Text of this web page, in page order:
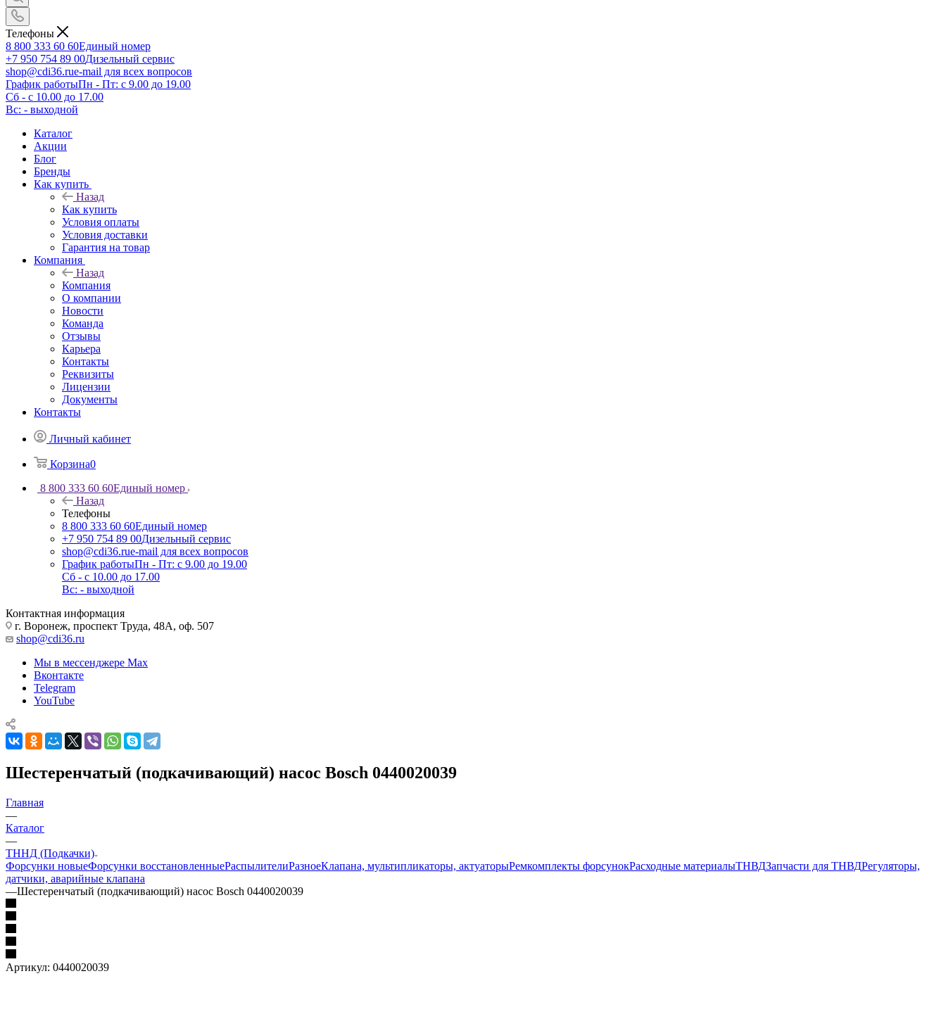
Телефоны
8 800 333 60 60Единый номер
+7 950 754 89 00Дизельный сервис
shop@cdi36.rue-mail для всех вопросов
График работыПн - Пт: с 9.00 до 19.00
Сб - с 10.00 до 17.00
Вс: - выходной
Каталог
Акции
Блог
Бренды
Как купить
Назад
Как купить
Условия оплаты
Условия доставки
Гарантия на товар
Компания
Назад
Компания
О компании
Новости
Команда
Отзывы
Карьера
Контакты
Реквизиты
Лицензии
Документы
Контакты
Личный кабинет
Корзина0
8 800 333 60 60Единый номер
Назад
Телефоны
8 800 333 60 60Единый номер
+7 950 754 89 00Дизельный сервис
shop@cdi36.rue-mail для всех вопросов
График работыПн - Пт: с 9.00 до 19.00
Сб - с 10.00 до 17.00
Вс: - выходной
Контактная информация
г. Воронеж, проспект Труда, 48А, оф. 507
shop@cdi36.ru
Мы в мессенджере Max
Вконтакте
Telegram
YouTube
Шестеренчатый (подкачивающий) насос Bosch 0440020039
Главная
—
Каталог
—
ТННД (Подкачки)
Форсунки новыеФорсунки восстановленныеРаспылителиРазноеКлапана, мультипликаторы, актуаторыРемкомплекты форсунокРасходные материалыТНВДЗапчасти для ТНВДРегуляторы,
датчики, аварийные клапана
—Шестеренчатый (подкачивающий) насос Bosch 0440020039
Артикул: 0440020039